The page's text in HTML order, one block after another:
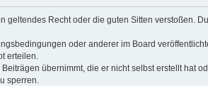
Recht oder die guten Sitten verstoßen.
oder anderer im Board
erteilen.
übernimmt, die er nicht selbst erstellt hat
sperren.